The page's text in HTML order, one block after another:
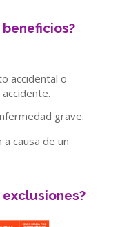
accidental o
grave.
causa de un